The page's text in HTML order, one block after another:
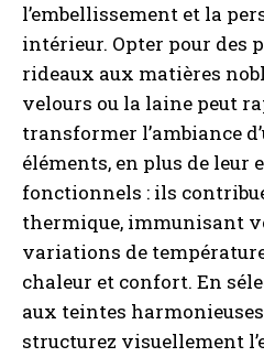
l’embellissement et la
intérieur. Opter pour des
rideaux aux matières
velours ou la laine peut
transformer l’ambiance
éléments, en plus de leur
fonctionnels : ils
thermique, immunisant
variations de
chaleur et confort. En
aux teintes
structurez visuellement